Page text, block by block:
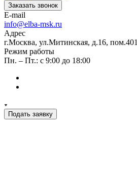
Заказать звонок
E-mail
info@elba-msk.ru
Адрес
г.Москва, ул.Митинская, д.16, пом.401
Режим работы
Пн. – Пт.: с 9:00 до 18:00
Подать заявку